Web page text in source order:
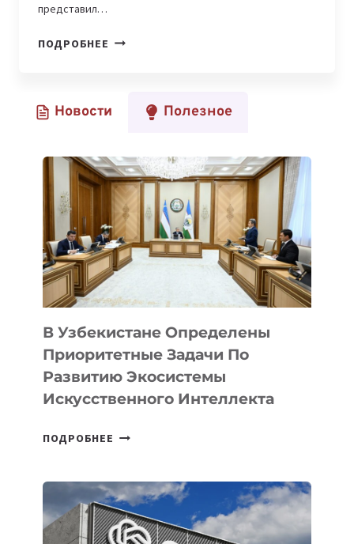
представил…
ПОДРОБНЕЕ YALLA
ЗАНИМАЕТСЯ
МЕДИКАМЕНТОВ
В
ТАДЖИКИСТАНЕ
И
ЗА
РУБЕЖОМ
Новости Полезное
В Узбекистане Определены
Приоритетные Задачи По
Развитию Экосистемы
Искусственного Интеллекта
ПОДРОБНЕЕ
ПРИОРИТЕТНЫЕ
ЗАДАЧИ
ПО